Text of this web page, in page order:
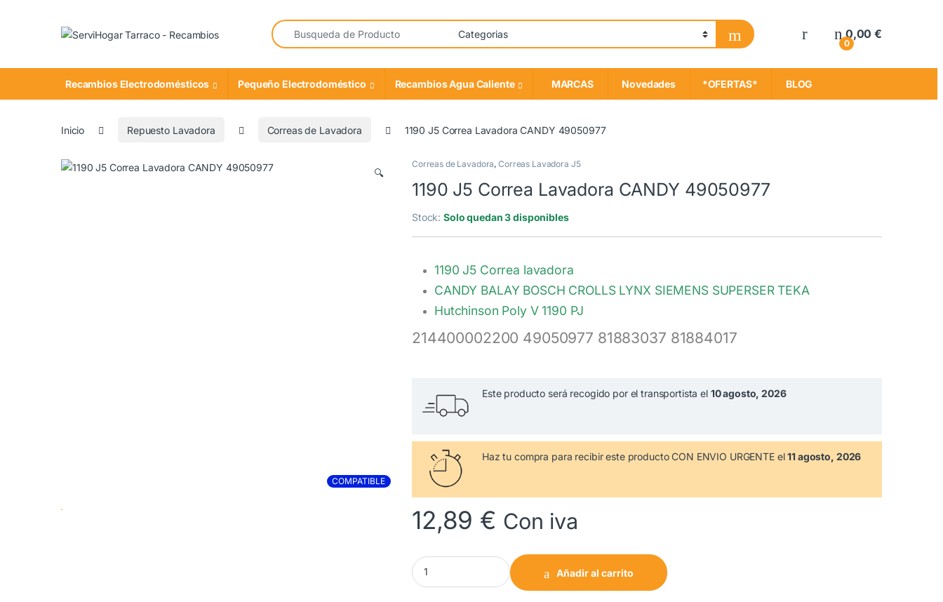
Buscar:
My Account
0
0,00€
Recambios Electrodomésticos Pequeño Electrodoméstico Recambios Agua Caliente MARCAS Novedades *OFERTAS* BLOG
Inicio Repuesto Lavadora Correas de Lavadora 1190 J5 Correa Lavadora CANDY 49050977
🔍
COMPATIBLE
Correas de Lavadora,Correas Lavadora J5
1190 J5 Correa Lavadora CANDY 49050977
Stock:Solo quedan 3 disponibles
1190 J5 Correa lavadora
CANDY BALAY BOSCH CROLLS LYNX SIEMENS SUPERSER TEKA
Hutchinson Poly V 1190 PJ
214400002200 49050977 81883037 81884017
Este producto será recogido por el transportista el 10 agosto, 2026
Haz tu compra para recibir este producto CON ENVIO URGENTE el11 agosto, 2026
12,89 € Con iva
1190 J5 Correa Lavadora CANDY 49050977 cantidad
Añadir al carrito